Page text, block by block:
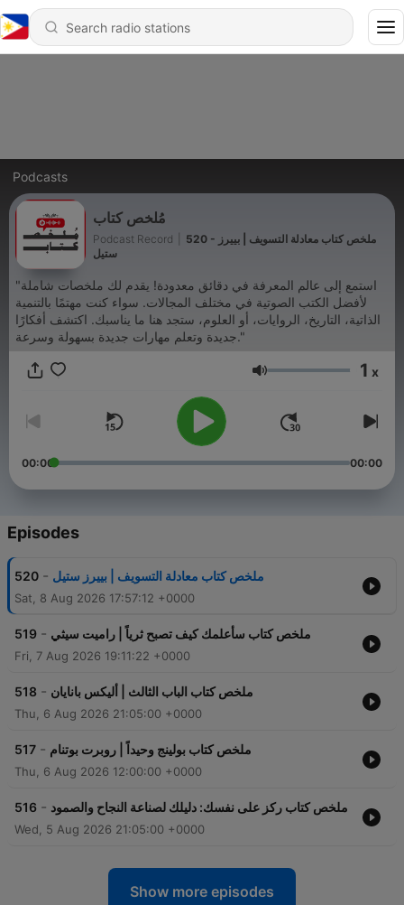
Podcasts
مُلخص كتاب
Podcast Record
520 - ملخص كتاب معادلة التسويف | بييرز
ستيل
"استمع إلى عالم المعرفة في دقائق معدودة! يقدم لك ملخصات شاملة
لأفضل الكتب الصوتية في مختلف المجالات. سواء كنت مهتمًا بالتنمية
الذاتية، التاريخ، الروايات، أو العلوم، ستجد هنا ما يناسبك. اكتشف أفكارًا
جديدة وتعلم مهارات جديدة بسهولة وسرعة."
Volume 1 x
00:00 00:00
Episodes
520 - ملخص كتاب معادلة التسويف | بييرز ستيل
Sat, 8 Aug 2026 17:57:12 +0000
519 - ملخص كتاب سأعلمك كيف تصبح ثرياً | راميت سيثي
Fri, 7 Aug 2026 19:11:22 +0000
518 - ملخص كتاب الباب الثالث | أليكس بانايان
Thu, 6 Aug 2026 21:05:00 +0000
517 - ملخص كتاب بولينج وحيداً | روبرت بوتنام
Thu, 6 Aug 2026 12:00:00 +0000
516 - ملخص كتاب ركز على نفسك: دليلك لصناعة النجاح والصمود
Wed, 5 Aug 2026 21:05:00 +0000
Show more episodes